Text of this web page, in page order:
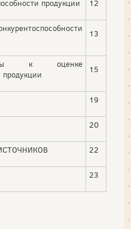
продукции 12
13
к оценке
продукции
15
19
20
22
23